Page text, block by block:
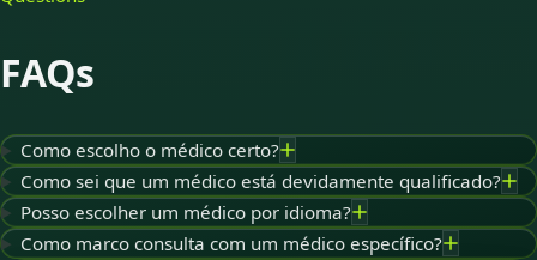
FAQs
Como escolho o médico certo?
Como sei que um médico está devidamente qualificado?
Posso escolher um médico por idioma?
Como marco consulta com um médico específico?